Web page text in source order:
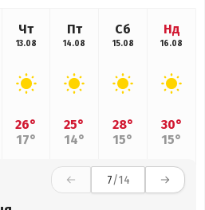
Чт
13.08
26°
17°
Пт
14.08
25°
14°
Сб
15.08
28°
15°
Нд
16.08
30°
15°
7/14